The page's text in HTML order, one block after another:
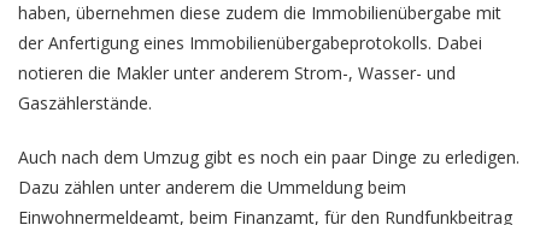
haben, übernehmen diese zudem die Immobilienübergabe mit
der Anfertigung eines Immobilienübergabeprotokolls. Dabei
notieren die Makler unter anderem Strom-, Wasser- und
Gaszählerstände.
Auch nach dem Umzug gibt es noch ein paar Dinge zu erledigen.
Dazu zählen unter anderem die Ummeldung beim
Einwohnermeldeamt, beim Finanzamt, für den Rundfunkbeitrag